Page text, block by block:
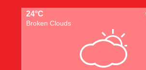
24°C
Broken Clouds